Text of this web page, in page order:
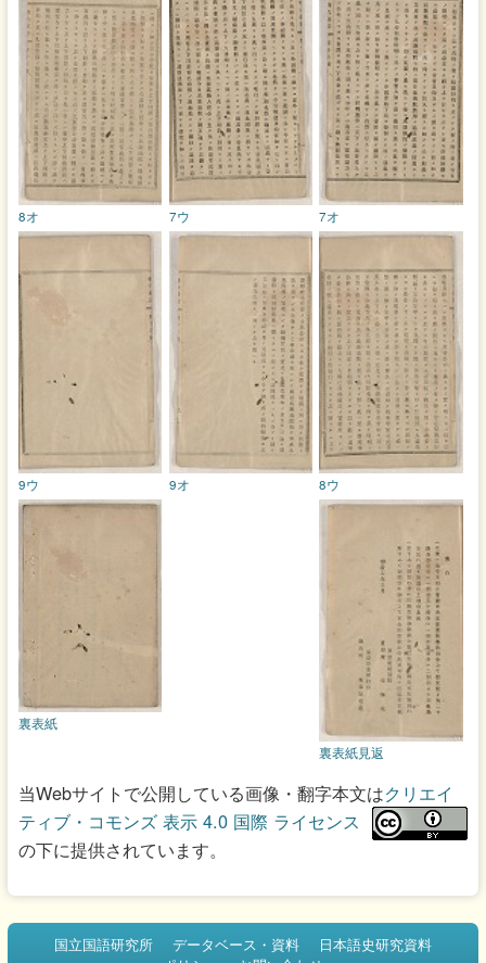
7オ
7ウ
8オ
8ウ
9オ
9ウ
裏表紙見返
裏表紙
当Webサイトで公開している画像・翻字本文はクリエイ
ティブ・コモンズ 表示 4.0 国際 ライセンス
の下に提供されています。
国立国語研究所 データベース・資料
日本語史研究資料